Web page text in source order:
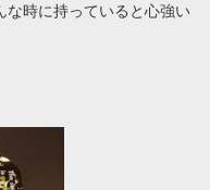
な時に持っていると心強い